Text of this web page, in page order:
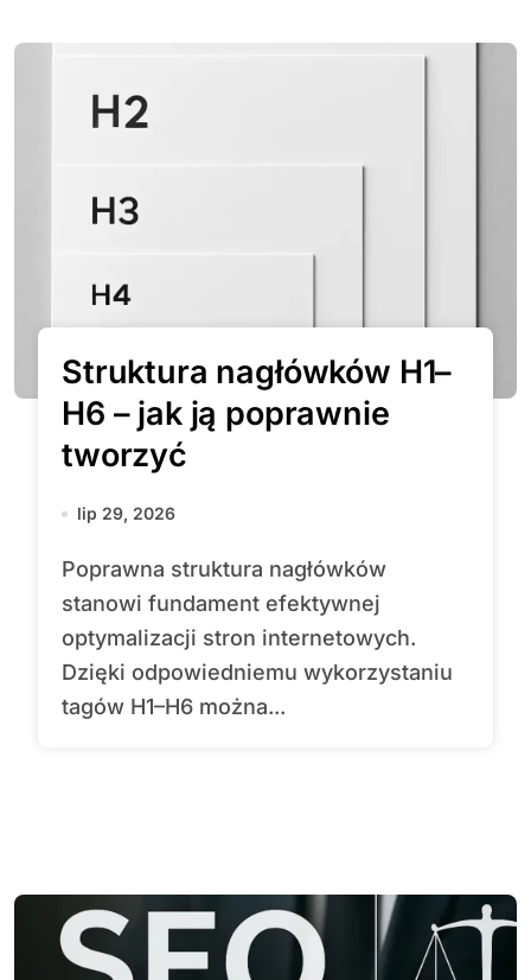
Struktura nagłówków H1–
H6 – jak ją poprawnie
tworzyć
lip 29, 2026
Poprawna struktura nagłówków
stanowi fundament efektywnej
optymalizacji stron internetowych.
Dzięki odpowiedniemu wykorzystaniu
tagów H1–H6 można...